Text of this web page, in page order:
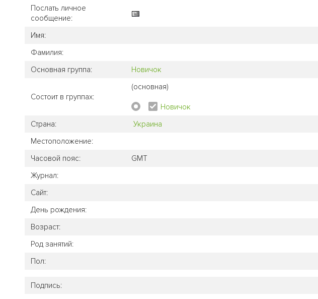
Послать личное
сообщение:
Имя:
Фамилия:
Основная группа:
Новичок
Состоит в группах:
(основная)
Новичок
Страна:
Украина
Местоположение:
Часовой пояс:
GMT
Журнал:
Сайт:
День рождения:
Возраст:
Род занятий:
Пол:
Подпись: